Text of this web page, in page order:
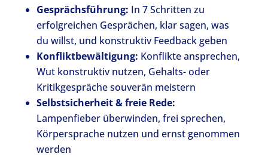
Gesprächsführung: In 7 Schritten zu
erfolgreichen Gesprächen, klar sagen, was
du willst, und konstruktiv Feedback geben
Konfliktbewältigung: Konflikte ansprechen,
Wut konstruktiv nutzen, Gehalts- oder
Kritikgespräche souverän meistern
Selbstsicherheit & freie Rede:
Lampenfieber überwinden, frei sprechen,
Körpersprache nutzen und ernst genommen
werden